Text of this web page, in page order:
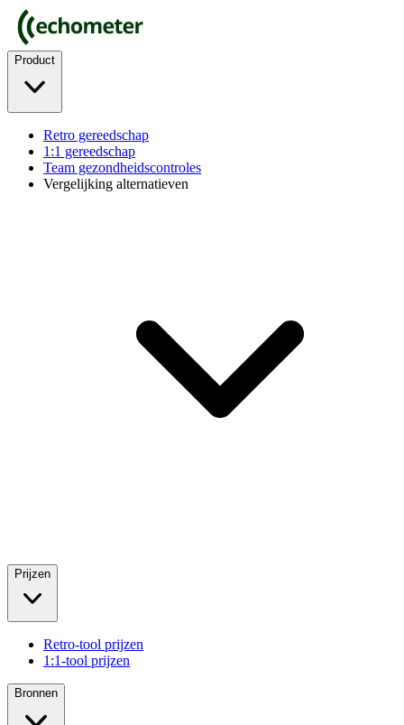
Product
Retro gereedschap
1:1 gereedschap
Team gezondheidscontroles
Vergelijking alternatieven
Prijzen
Retro-tool prijzen
1:1-tool prijzen
Bronnen